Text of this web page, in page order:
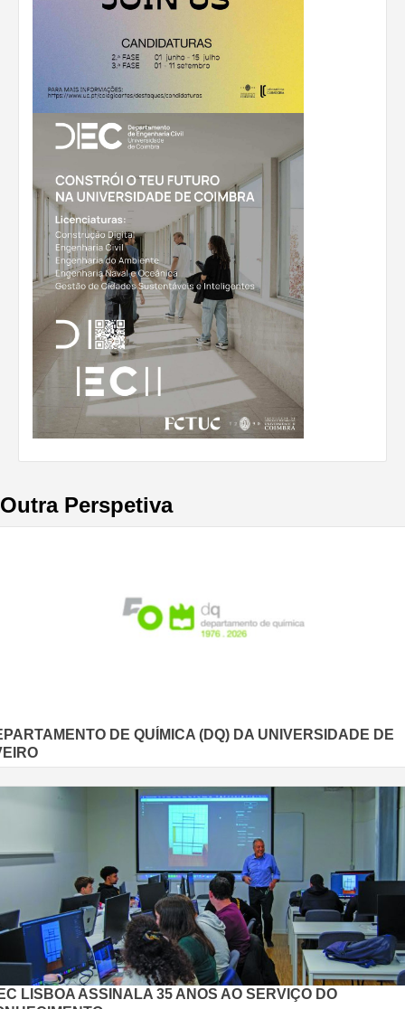
Outra Perspetiva
DE QUÍMICA (DQ) DA UNIVERSIDADE DE
LISBOA ASSINALA 35 ANOS AO SERVIÇO DO